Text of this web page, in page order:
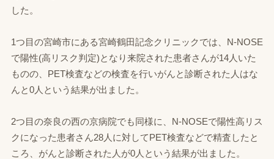
した。
1つ目の宮崎市にある宮崎鶴田記念クリニックでは、N‐NOSE
で陽性(高リスク判定)となり来院された患者さんが14人いた
ものの、PET検査などの検査を行いがんと診断された人はな
んと0人という結果が出ました。
2つ目の奈良の西の京病院でも同様に、N‐NOSEで陽性高リス
クになった患者さん28人に対してPET検査などで精査したと
ころ、がんと診断された人が0人という結果が出ました。